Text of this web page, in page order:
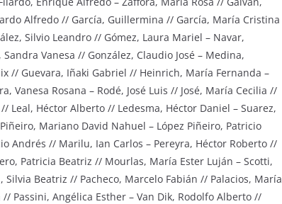
Alfredo // García, Guillermina // García, María Cristina
Silvio Leandro // Gómez, Laura Mariel – Navar,
Vanesa // González, Claudio José – Medina,
// Guevara, Iñaki Gabriel // Heinrich, María Fernanda –
Rosana – Rodé, José Luis // José, María Cecilia //
Leal, Héctor Alberto // Ledesma, Héctor Daniel – Suarez,
Mariano David Nahuel – López Piñeiro, Patricio
Andrés // Marilu, Ian Carlos – Pereyra, Héctor Roberto //
Patricia Beatriz // Mourlas, María Ester Luján – Scotti,
Beatriz // Pacheco, Marcelo Fabián // Palacios, María
Passini, Angélica Esther – Van Dik, Rodolfo Alberto //